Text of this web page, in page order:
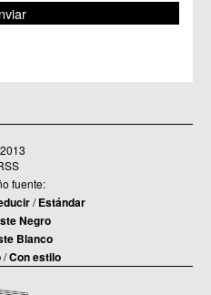
fuente:
/Estándar
Negro
Blanco
/Con estilo